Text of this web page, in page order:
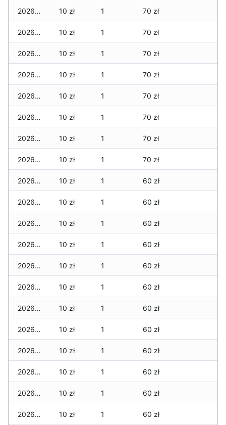
2026-04-10 10 zł 1 70 zł
2026-04-09 10 zł 1 70 zł
2026-04-08 10 zł 1 70 zł
2026-04-07 10 zł 1 70 zł
2026-04-06 10 zł 1 70 zł
2026-04-05 10 zł 1 70 zł
2026-04-04 10 zł 1 70 zł
2026-04-03 10 zł 1 70 zł
2026-04-02 10 zł 1 60 zł
2026-04-01 10 zł 1 60 zł
2026-03-31 10 zł 1 60 zł
2026-03-30 10 zł 1 60 zł
2026-03-29 10 zł 1 60 zł
2026-03-28 10 zł 1 60 zł
2026-03-27 10 zł 1 60 zł
2026-03-26 10 zł 1 60 zł
2026-03-25 10 zł 1 60 zł
2026-03-24 10 zł 1 60 zł
2026-03-23 10 zł 1 60 zł
2026-03-22 10 zł 1 60 zł